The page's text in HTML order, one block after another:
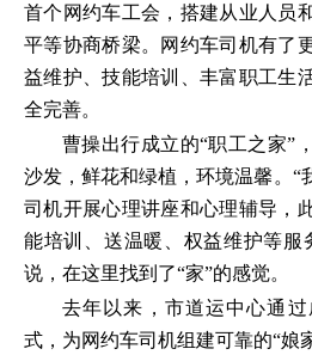
首个网约车工会，搭建从业人员
平等协商桥梁。网约车司机有了
益维护、技能培训、丰富职工生
全完善。
曹操出行成立的“职工之家”
沙发，鲜花和绿植，环境温馨。“
司机开展心理讲座和心理辅导，
能培训、送温暖、权益维护等服
说，在这里找到了“家”的感觉。
去年以来，市道运中心通
式，为网约车司机组建可靠的“娘家